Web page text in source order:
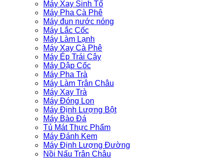
Máy Xay Sinh Tố
Máy Pha Cà Phê
Máy đun nước nóng
Máy Lắc Cốc
Máy Làm Lạnh
Máy Xay Cà Phê
Máy Ép Trái Cây
Máy Dập Cốc
Máy Pha Trà
Máy Làm Trân Châu
Máy Xay Trà
Máy Đóng Lon
Máy Định Lượng Bột
Máy Bào Đá
Tủ Mát Thực Phẩm
Máy Đánh Kem
Máy Định Lượng Đường
Nồi Nấu Trân Châu